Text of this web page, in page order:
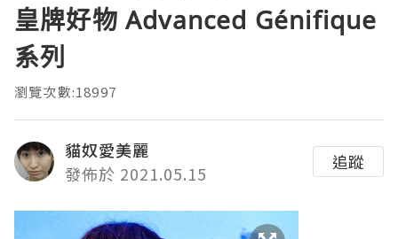
皇牌好物 Advanced Génifique
系列
瀏覽次數:18997
貓奴愛美麗
發佈於 2021.05.15
追蹤